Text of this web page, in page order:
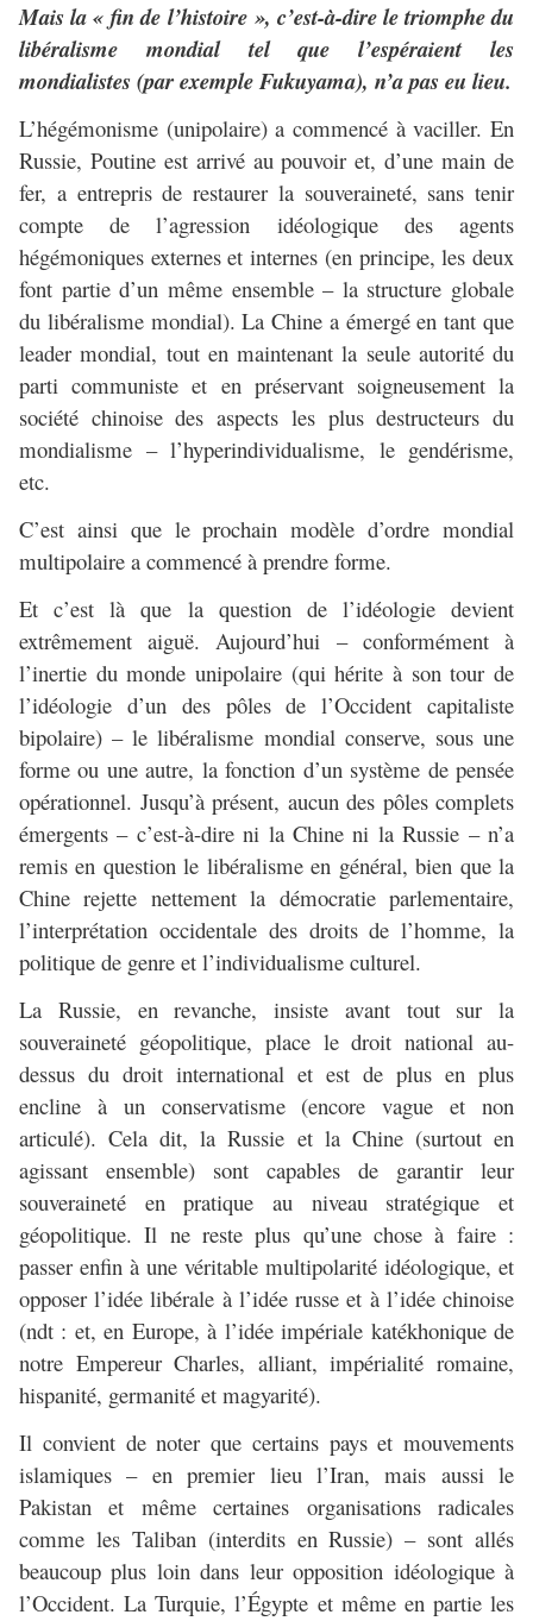
Mais la « fin de l’histoire », c’est-à-dire le triomphe du
libéralisme mondial tel que l’espéraient les
mondialistes (par exemple Fukuyama), n’a pas eu lieu.
L’hégémonisme (unipolaire) a commencé à vaciller. En
Russie, Poutine est arrivé au pouvoir et, d’une main de
fer, a entrepris de restaurer la souveraineté, sans tenir
compte de l’agression idéologique des agents
hégémoniques externes et internes (en principe, les deux
font partie d’un même ensemble – la structure globale
du libéralisme mondial). La Chine a émergé en tant que
leader mondial, tout en maintenant la seule autorité du
parti communiste et en préservant soigneusement la
société chinoise des aspects les plus destructeurs du
mondialisme – l’hyperindividualisme, le gendérisme,
etc.
C’est ainsi que le prochain modèle d’ordre mondial
multipolaire a commencé à prendre forme.
Et c’est là que la question de l’idéologie devient
extrêmement aiguë. Aujourd’hui – conformément à
l’inertie du monde unipolaire (qui hérite à son tour de
l’idéologie d’un des pôles de l’Occident capitaliste
bipolaire) – le libéralisme mondial conserve, sous une
forme ou une autre, la fonction d’un système de pensée
opérationnel. Jusqu’à présent, aucun des pôles complets
émergents – c’est-à-dire ni la Chine ni la Russie – n’a
remis en question le libéralisme en général, bien que la
Chine rejette nettement la démocratie parlementaire,
l’interprétation occidentale des droits de l’homme, la
politique de genre et l’individualisme culturel.
La Russie, en revanche, insiste avant tout sur la
souveraineté géopolitique, place le droit national au-
dessus du droit international et est de plus en plus
encline à un conservatisme (encore vague et non
articulé). Cela dit, la Russie et la Chine (surtout en
agissant ensemble) sont capables de garantir leur
souveraineté en pratique au niveau stratégique et
géopolitique. Il ne reste plus qu’une chose à faire :
passer enfin à une véritable multipolarité idéologique, et
opposer l’idée libérale à l’idée russe et à l’idée chinoise
(ndt : et, en Europe, à l’idée impériale katékhonique de
notre Empereur Charles, alliant, impérialité romaine,
hispanité, germanité et magyarité).
Il convient de noter que certains pays et mouvements
islamiques – en premier lieu l’Iran, mais aussi le
Pakistan et même certaines organisations radicales
comme les Taliban (interdits en Russie) – sont allés
beaucoup plus loin dans leur opposition idéologique à
l’Occident. La Turquie, l’Égypte et même en partie les